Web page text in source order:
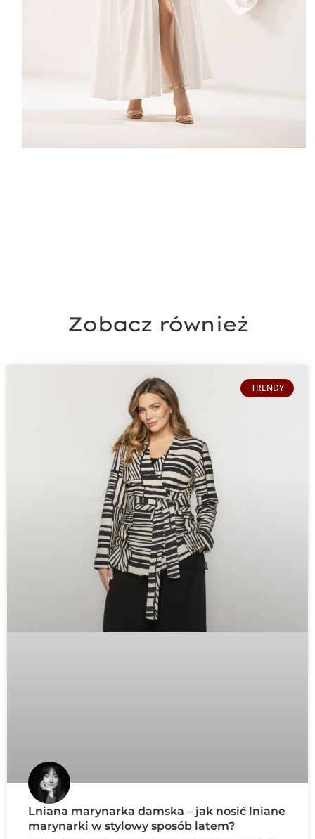
Zobacz również
TRENDY
Lniana marynarka damska – jak nosić lniane
marynarki w stylowy sposób latem?